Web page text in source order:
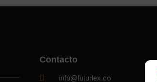
Contacto
info@futurlex.co